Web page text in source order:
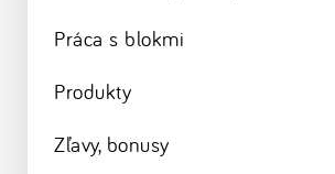
Práca s blokmi
Produkty
Zľavy, bonusy